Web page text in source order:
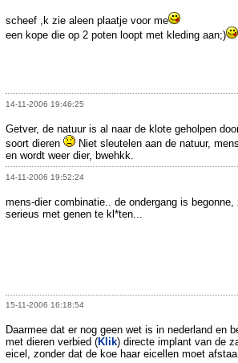
scheef ,k zie aleen plaatje voor me
een kope die op 2 poten loopt met kleding aan;)
14-11-2006 19:46:25
Getver, de natuur is al naar de klote geholpen
soort dieren
Niet sleutelen aan de natuur,
en wordt weer dier, bwehkk.
14-11-2006 19:52:24
mens-dier combinatie.. de ondergang is begonne,
serieus met genen te kl*ten...
15-11-2006 16:18:54
Daarmee dat er nog geen wet is in nederland en
met dieren verbied (Klik) directe implant van de
eicel, zonder dat de koe haar eicellen moet